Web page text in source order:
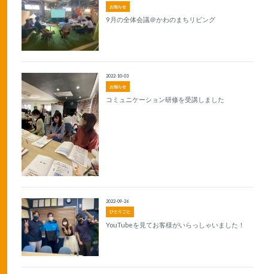
お知らせ
9月の全体会議＠かわのまちリビング
お知らせ
2022-10-03
コミュニケーション研修を受講しました
ひとりごと
2022-09-26
YouTubeを見てお客様がいらっしゃいました！